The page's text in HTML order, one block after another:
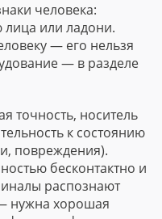
человека:
лица или ладони.
— его нельзя
— в разделе
точность, носитель
к состоянию
повреждения).
бесконтактно и
распознают
нужна хорошая